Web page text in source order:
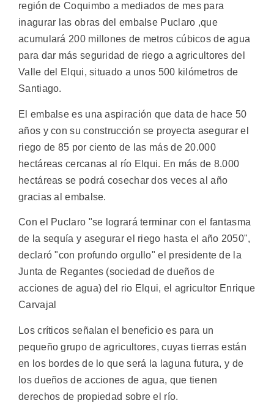
región de Coquimbo a mediados de mes para
inagurar las obras del embalse Puclaro ,que
acumulará 200 millones de metros cúbicos de agua
para dar más seguridad de riego a agricultores del
Valle del Elqui, situado a unos 500 kilómetros de
Santiago.
El embalse es una aspiración que data de hace 50
años y con su construcción se proyecta asegurar el
riego de 85 por ciento de las más de 20.000
hectáreas cercanas al río Elqui. En más de 8.000
hectáreas se podrá cosechar dos veces al año
gracias al embalse.
Con el Puclaro "se logrará terminar con el fantasma
de la sequía y asegurar el riego hasta el año 2050",
declaró "con profundo orgullo" el presidente de la
Junta de Regantes (sociedad de dueños de
acciones de agua) del rio Elqui, el agricultor Enrique
Carvajal
Los críticos señalan el beneficio es para un
pequeño grupo de agricultores, cuyas tierras están
en los bordes de lo que será la laguna futura, y de
los dueños de acciones de agua, que tienen
derechos de propiedad sobre el río.